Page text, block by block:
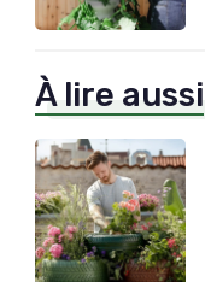
À lire aussi